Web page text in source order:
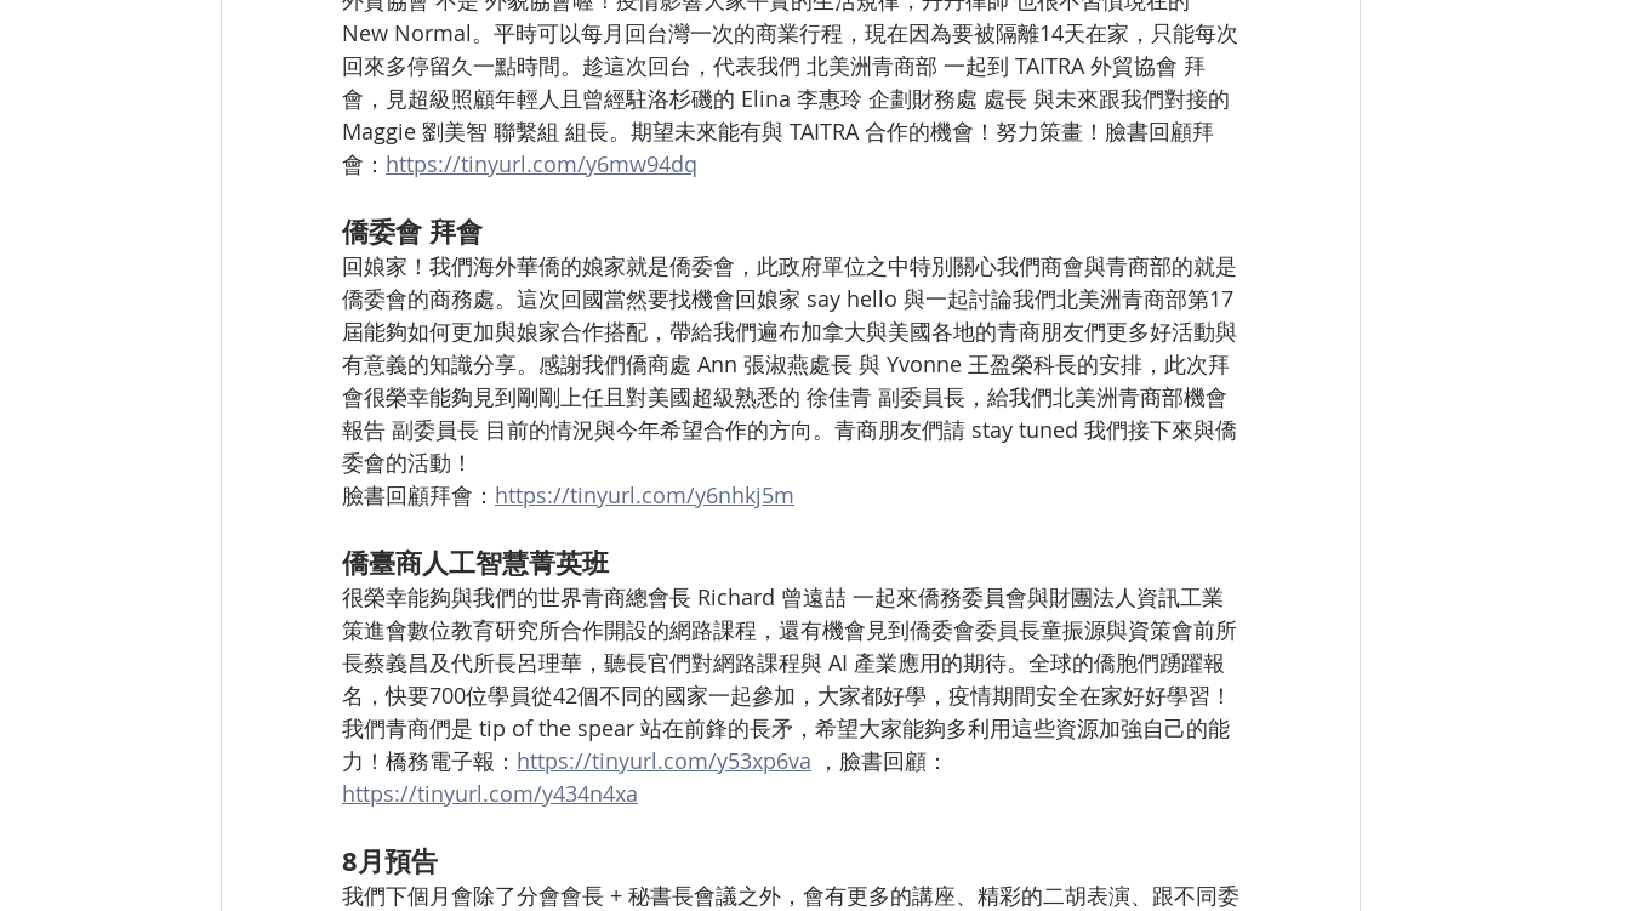
New Normal。平時可以每月回台灣一次的商業行程，現在因為要被隔離14天在家，只能每次
回來多停留久一點時間。趁這次回台，代表我們 北美洲青商部 一起到 TAITRA 外貿協會 拜
會，見超級照顧年輕人且曾經駐洛杉磯的 Elina 李惠玲 企劃財務處 處長 與未來跟我們對接的
Maggie 劉美智 聯繫組 組長。期望未來能有與 TAITRA 合作的機會！努力策畫！臉書回顧拜
會： https://tinyurl.com/y6mw94dq
僑委會 拜會
回娘家！我們海外華僑的娘家就是僑委會，此政府單位之中特別關心我們商會與青商部的就是
僑委會的商務處。這次回國當然要找機會回娘家 say hello 與一起討論我們北美洲青商部第17
屆能夠如何更加與娘家合作搭配，帶給我們遍布加拿大與美國各地的青商朋友們更多好活動與
有意義的知識分享。感謝我們僑商處 Ann 張淑燕處長 與 Yvonne 王盈榮科長的安排，此次拜
會很榮幸能夠見到剛剛上任且對美國超級熟悉的 徐佳青 副委員長，給我們北美洲青商部機會
報告 副委員長 目前的情況與今年希望合作的方向。青商朋友們請 stay tuned 我們接下來與僑
委會的活動！
臉書回顧拜會： https://tinyurl.com/y6nhkj5m
僑臺商人工智慧菁英班
很榮幸能夠與我們的世界青商總會長 Richard 曾遠喆 一起來僑務委員會與財團法人資訊工業
策進會數位教育研究所合作開設的網路課程，還有機會見到僑委會委員長童振源與資策會前所
長蔡義昌及代所長呂理華，聽長官們對網路課程與 AI 產業應用的期待。全球的僑胞們踴躍報
名，快要700位學員從42個不同的國家一起參加，大家都好學，疫情期間安全在家好好學習！
我們青商們是 tip of the spear 站在前鋒的長矛，希望大家能夠多利用這些資源加強自己的能
力！橋務電子報： https://tinyurl.com/y53xp6va ，臉書回顧：
https://tinyurl.com/y434n4xa
8月預告
我們下個月會除了分會會長 + 秘書長會議之外，會有更多的講座、精彩的二胡表演、跟不同委